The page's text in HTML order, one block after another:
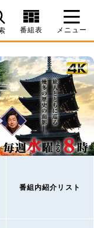
番組表 メニュー
番組内紹介リスト